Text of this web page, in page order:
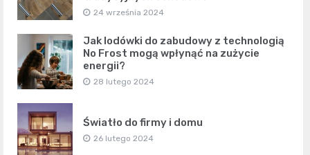
24 września 2024
Jak lodówki do zabudowy z technologią
No Frost mogą wpłynąć na zużycie
energii?
28 lutego 2024
Światło do firmy i domu
26 lutego 2024